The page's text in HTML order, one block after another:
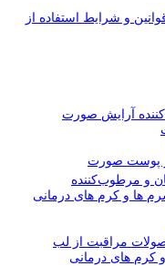
و شرایط استفاده از
آرایش صورت
پوست صورت
و مرطوب‌کننده
ها و کرم های درمانی
مراقبت از لب
کرم های درمانی